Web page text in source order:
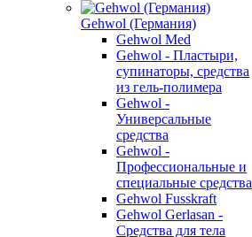
Gehwol (Германия)
Gehwol Med
Gehwol - Пластыри,
супинаторы, средства
из гель-полимера
Gehwol -
Универсальные
средства
Gehwol -
Профессиональные и
специальные средства
Gehwol Fusskraft
Gehwol Gerlasan -
Средства для тела